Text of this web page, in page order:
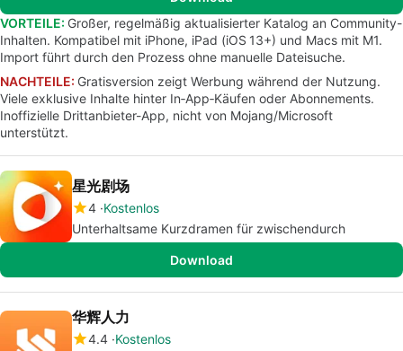
VORTEILE: Großer, regelmäßig aktualisierter Katalog an Community-
Inhalten. Kompatibel mit iPhone, iPad (iOS 13+) und Macs mit M1.
Import führt durch den Prozess ohne manuelle Dateisuche.
NACHTEILE: Gratisversion zeigt Werbung während der Nutzung.
Viele exklusive Inhalte hinter In‑App‑Käufen oder Abonnements.
Inoffizielle Drittanbieter-App, nicht von Mojang/Microsoft
unterstützt.
星光剧场
4 Kostenlos
Unterhaltsame Kurzdramen für zwischendurch
Download
华辉人力
4.4 Kostenlos